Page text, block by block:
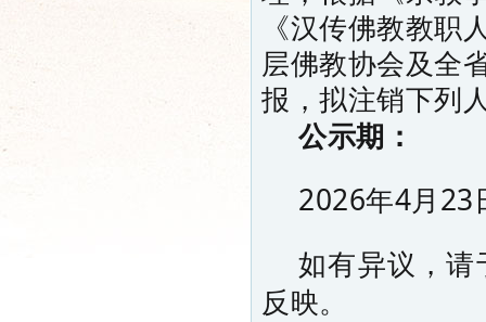
《汉传佛教教职
层佛教协会及全
报，拟注销下列
公示期：
2026年4月
如有异议，请
反映。